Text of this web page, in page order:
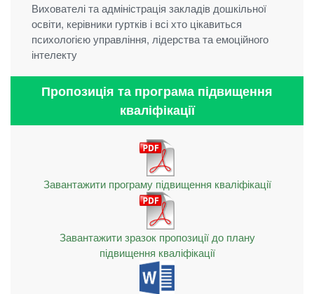
Вихователі та адміністрація закладів дошкільної
освіти, керівники гуртків і всі хто цікавиться
психологією управління, лідерства та емоційного
інтелекту
Пропозиція та програма підвищення
кваліфікації
Завантажити програму підвищення кваліфікації
Завантажити зразок пропозиції до плану
підвищення кваліфікації